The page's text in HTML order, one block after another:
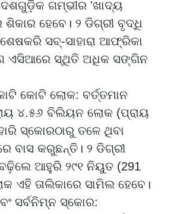
ଗମ୍ଭୀର 'ଖାଦ୍ୟ
ଶିକାର ହେବେ। ୨ ଡିଗ୍ରୀ ବୃଦ୍ଧି
ସବ୍-ସାହାରା ଆଫ୍ରିକା
ଏସିଆରେ ସ୍ଥିତି ଅଧିକ ସଙ୍ଗିନ
କୋଟି ଲୋକ: ବର୍ତ୍ତମାନ
୪.୫୬ ବିଲିୟନ ଲୋକ (ପ୍ରାୟ
ସ୍କୋରଠାରୁ ତଳେ ଥିବା
ବାସ କରୁଛନ୍ତି। ୨ ଡିଗ୍ରୀ
ବଢ଼ିଲେ ଆହୁରି ୨୯୧ ନିୟୁତ (291
ଏହି ତାଲିକାରେ ସାମିଲ ହେବେ।
ସର୍ବନିମ୍ନ ସ୍କୋର: